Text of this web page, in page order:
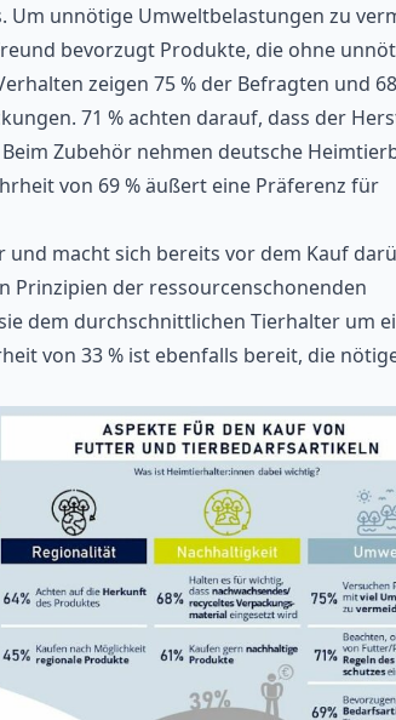
Um unnötige Umweltbelastungen zu
bevorzugt Produkte, die ohne
zeigen 75 % der Befragten und
71 % achten darauf, dass der
Zubehör nehmen deutsche
von 69 % äußert eine Präferenz für
macht sich bereits vor dem Kauf
Prinzipien der ressourcenschonenden
dem durchschnittlichen Tierhalter um
von 33 % ist ebenfalls bereit, die